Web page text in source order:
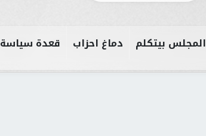
المجلس بيتكلم دماغ احزاب قعدة سياسة